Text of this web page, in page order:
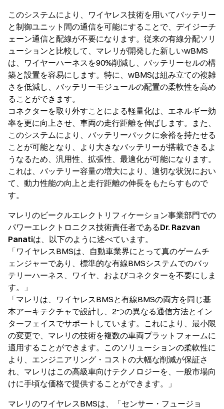
このシステムにより、ワイヤレス技術を用いてバッテリー
と制御ユニット間の通信を可能にすることで、デイジーチ
ェーン通信と配線が不要になります。従来の有線分配ソリ
ューションと比較して、マレリが開発した新しいwBMS
は、ワイヤーハーネスを90%削減し、バッテリーセルの構
築と設置を容易にします。特に、wBMSは組み立ての複雑
さを低減し、バッテリーモジュールの配置の柔軟性を高め
ることができます。
コネクターを取り外すことによる軽量化は、エネルギー効
率を更に向上させ、車両の走行距離を伸ばします。また、
このシステムにより、バッテリーパックに余裕を持たせる
ことが可能となり、より大きなバッテリーが搭載できるよ
うなるため、汎用性、拡張性、最適化が可能になります。
これは、バッテリー容量の増大により、適切な状況におい
て、動力性能の向上と走行距離の伸長をもたらすもので
す。
マレリのビークルエレクトリフィケーション事業部門での
パワーエレクトロニクス技術責任者であるDr. Razvan
Panatiは、以下のように述べています。
「ワイヤレスBMSは、自動車業界にとって真のゲームチ
ェンジャーであり、標準的な有線BMSシステムでのバッ
テリーハーネス、ワイヤ、およびコネクターを不要にしま
す。」
「マレリは、ワイヤレスBMSと有線BMSの両方を同じ基
本アーキテクチャで設計し、2つの異なる通信方法とイン
ターフェイスでサポートしています。これにより、最小限
の変更で、マレリの技術を複数の車両プラットフォームに
適用することができます。このソリューションの柔軟性に
より、エンジニアリング・コストの大幅な削減が保証さ
れ、マレリはこの高級車向けテクノロジーを、一般市場向
けに手頃な価格で提供することができます。」
マレリのワイヤレスBMSは、「センサー・フュージョ